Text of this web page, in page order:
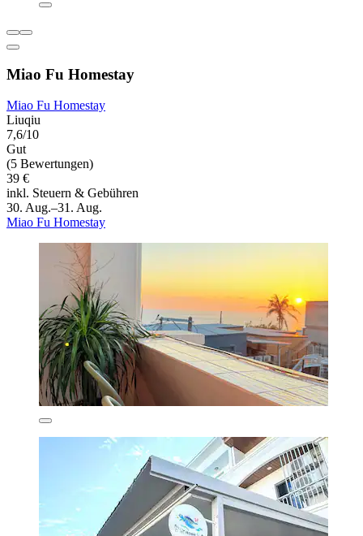
Miao Fu Homestay
Miao Fu Homestay
Liuqiu
7,6/10
Gut
(5 Bewertungen)
39 €
inkl. Steuern & Gebühren
30. Aug.–31. Aug.
Miao Fu Homestay